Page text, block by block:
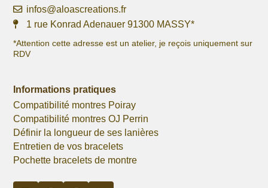
infos@aloascreations.fr
1 rue Konrad Adenauer 91300 MASSY*
*Attention cette adresse est un atelier, je reçois uniquement sur
RDV
Informations pratiques
Compatibilité montres Poiray
Compatibilité montres OJ Perrin
Définir la longueur de ses lanières
Entretien de vos bracelets
Pochette bracelets de montre